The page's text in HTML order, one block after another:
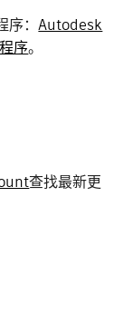
序：Autodesk
序。
查找最新更